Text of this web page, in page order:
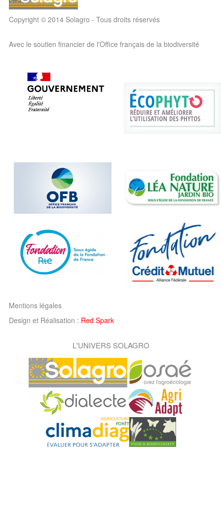
Copyright © 2014 Solagro - Tous droits réservés
Avec le soutien financier de l'Office français de la biodiversité
Mentions légales
Design et Réalisation : Red Spark
L'UNIVERS SOLAGRO